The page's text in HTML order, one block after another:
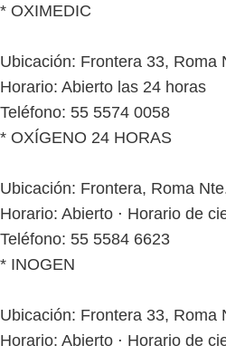
* OXIMEDIC
Ubicación: Frontera 33, Roma
Horario: Abierto las 24 horas
Teléfono: 55 5574 0058
* OXÍGENO 24 HORAS
Ubicación: Frontera, Roma
Horario: Abierto ⋅ Horario de
Teléfono: 55 5584 6623
* INOGEN
Ubicación: Frontera 33, Roma
Horario: Abierto ⋅ Horario de